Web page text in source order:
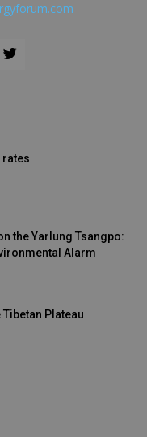
rates
the Yarlung Tsangpo:
Alarm
Plateau